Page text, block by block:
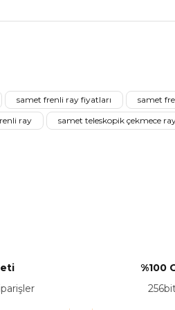
veya görüntülenemiyor.
bilgiler bulunuyor.
samet frenli ray fiyatları samet
ray
samet teleskopik çekmece
%100